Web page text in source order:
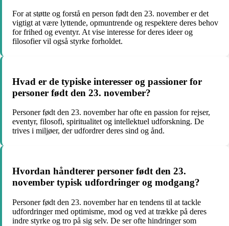
For at støtte og forstå en person født den 23. november er det
vigtigt at være lyttende, opmuntrende og respektere deres behov
for frihed og eventyr. At vise interesse for deres ideer og
filosofier vil også styrke forholdet.
Hvad er de typiske interesser og passioner for
personer født den 23. november?
Personer født den 23. november har ofte en passion for rejser,
eventyr, filosofi, spiritualitet og intellektuel udforskning. De
trives i miljøer, der udfordrer deres sind og ånd.
Hvordan håndterer personer født den 23.
november typisk udfordringer og modgang?
Personer født den 23. november har en tendens til at tackle
udfordringer med optimisme, mod og ved at trække på deres
indre styrke og tro på sig selv. De ser ofte hindringer som